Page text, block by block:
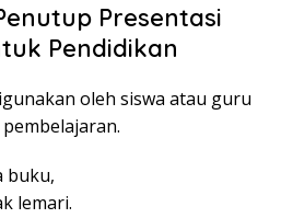
Presentasi
Pendidikan
oleh siswa atau guru
buku,
lemari.